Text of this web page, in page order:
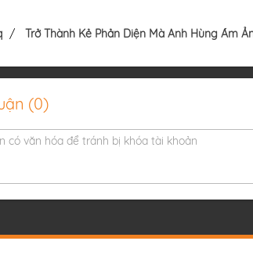
Trở Thành Kẻ Phản Diện Mà Anh Hùng Ám
(0)
có văn hóa để tránh bị khóa tài khoản